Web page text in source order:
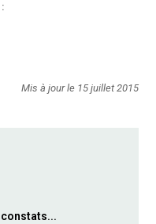
Mis à jour le 15 juillet 2015